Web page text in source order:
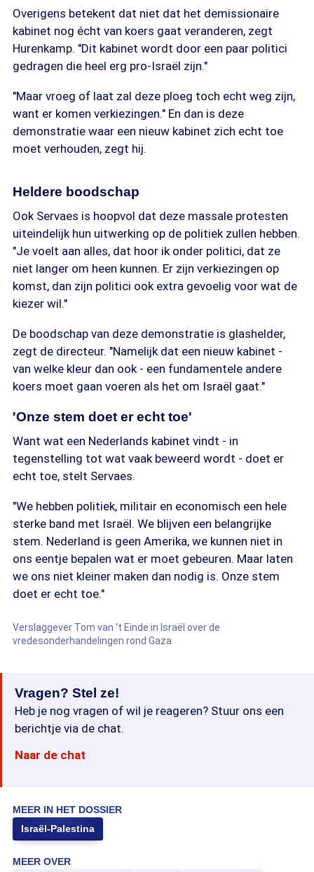
Overigens betekent dat niet dat het demissionaire
kabinet nog écht van koers gaat veranderen, zegt
Hurenkamp. "Dit kabinet wordt door een paar politici
gedragen die heel erg pro-Israël zijn."
"Maar vroeg of laat zal deze ploeg toch echt weg zijn,
want er komen verkiezingen." En dan is deze
demonstratie waar een nieuw kabinet zich echt toe
moet verhouden, zegt hij.
Heldere boodschap
Ook Servaes is hoopvol dat deze massale protesten
uiteindelijk hun uitwerking op de politiek zullen hebben.
"Je voelt aan alles, dat hoor ik onder politici, dat ze
niet langer om heen kunnen. Er zijn verkiezingen op
komst, dan zijn politici ook extra gevoelig voor wat de
kiezer wil."
De boodschap van deze demonstratie is glashelder,
zegt de directeur. "Namelijk dat een nieuw kabinet -
van welke kleur dan ook - een fundamentele andere
koers moet gaan voeren als het om Israël gaat."
'Onze stem doet er echt toe'
Want wat een Nederlands kabinet vindt - in
tegenstelling tot wat vaak beweerd wordt - doet er
echt toe, stelt Servaes.
"We hebben politiek, militair en economisch een hele
sterke band met Israël. We blijven een belangrijke
stem. Nederland is geen Amerika, we kunnen niet in
ons eentje bepalen wat er moet gebeuren. Maar laten
we ons niet kleiner maken dan nodig is. Onze stem
doet er echt toe."
Verslaggever Tom van 't Einde in Israël over de
vredesonderhandelingen rond Gaza
Vragen? Stel ze!
Heb je nog vragen of wil je reageren? Stuur ons een
berichtje via de chat.
Naar de chat
MEER IN HET DOSSIER
Israël-Palestina
MEER OVER